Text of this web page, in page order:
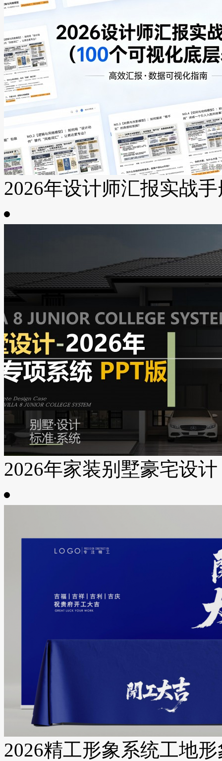
2026年设计师汇报实战
2026年家装别墅豪宅设计
2026精工形象系统工地